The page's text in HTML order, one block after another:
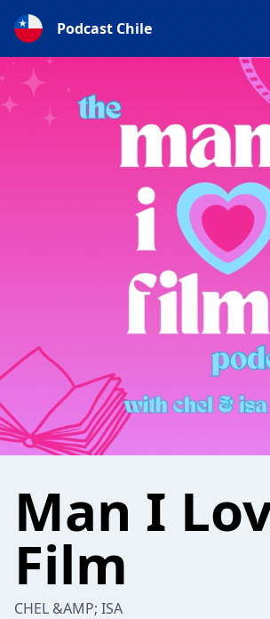
Podcast Chile
Man I
Film
CHEL &AMP; ISA